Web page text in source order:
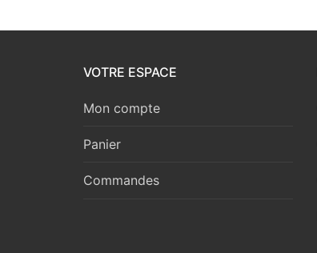
VOTRE ESPACE
Mon compte
Panier
Commandes